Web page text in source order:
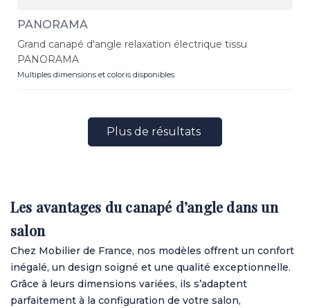
PANORAMA
Grand canapé d'angle relaxation électrique tissu
PANORAMA
Multiples dimensions et coloris disponibles
Plus de résultats
Les avantages du canapé d’angle dans un
salon
Chez Mobilier de France, nos modèles offrent un confort
inégalé, un design soigné et une qualité exceptionnelle.
Grâce à leurs dimensions variées, ils s’adaptent
parfaitement à la configuration de votre salon,